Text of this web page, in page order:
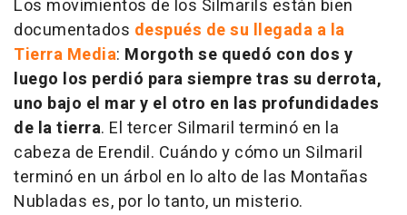
Los movimientos de los Silmarils están bien
documentados después de su llegada a la
Tierra Media: Morgoth se quedó con dos y
luego los perdió para siempre tras su derrota,
uno bajo el mar y el otro en las profundidades
de la tierra. El tercer Silmaril terminó en la
cabeza de Erendil. Cuándo y cómo un Silmaril
terminó en un árbol en lo alto de las Montañas
Nubladas es, por lo tanto, un misterio.